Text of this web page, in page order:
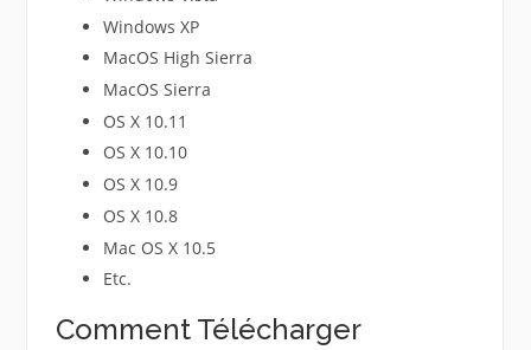
Windows XP
MacOS High Sierra
MacOS Sierra
OS X 10.11
OS X 10.10
OS X 10.9
OS X 10.8
Mac OS X 10.5
Etc.
Comment Télécharger